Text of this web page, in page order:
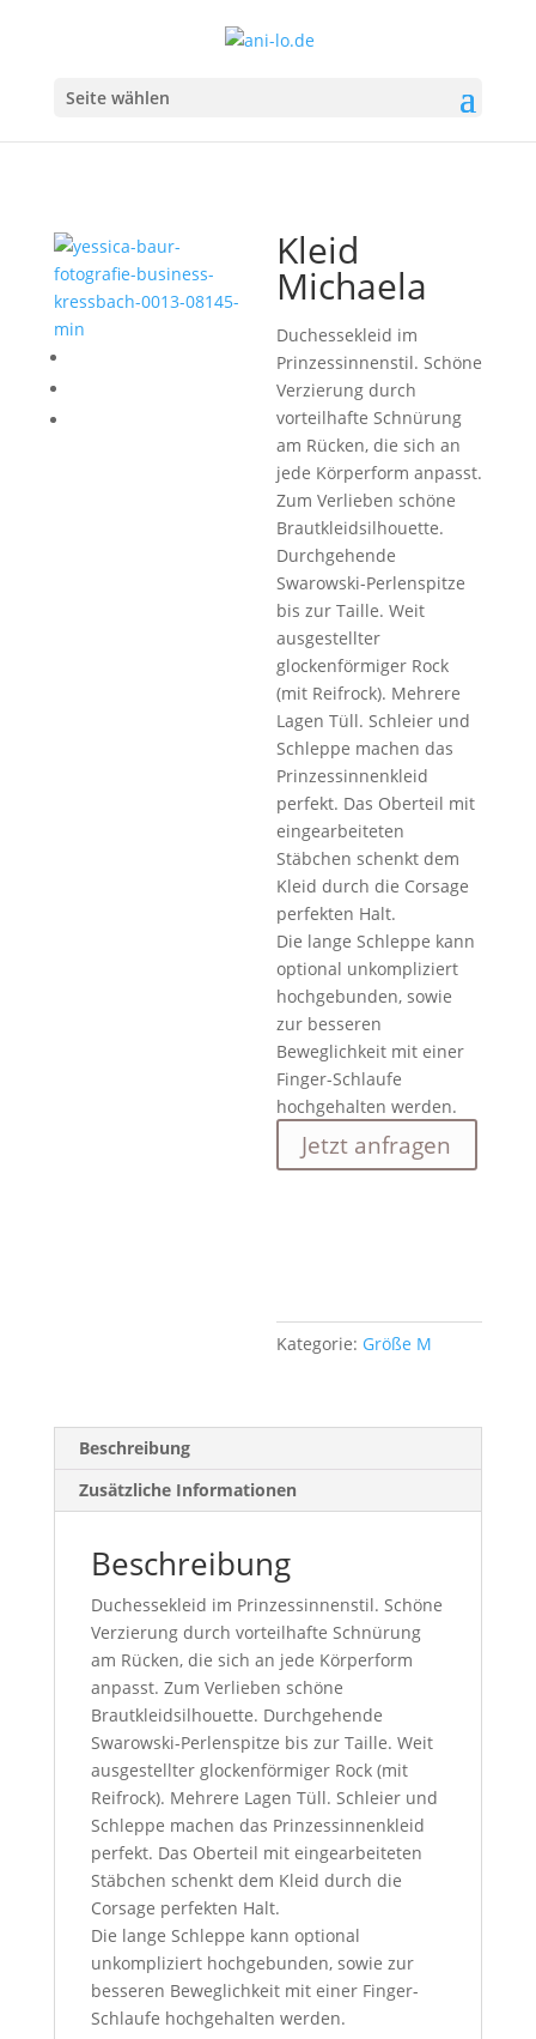
Seite wählen
Kleid
Michaela
Duchessekleid im
Prinzessinnenstil. Schöne
Verzierung durch
vorteilhafte Schnürung
am Rücken, die sich an
jede Körperform anpasst.
Zum Verlieben schöne
Brautkleidsilhouette.
Durchgehende
Swarowski-Perlenspitze
bis zur Taille. Weit
ausgestellter
glockenförmiger Rock
(mit Reifrock). Mehrere
Lagen Tüll. Schleier und
Schleppe machen das
Prinzessinnenkleid
perfekt. Das Oberteil mit
eingearbeiteten
Stäbchen schenkt dem
Kleid durch die Corsage
perfekten Halt.
Die lange Schleppe kann
optional unkompliziert
hochgebunden, sowie
zur besseren
Beweglichkeit mit einer
Finger-Schlaufe
hochgehalten werden.
Jetzt anfragen
Kategorie: Größe M
Beschreibung
Zusätzliche Informationen
Beschreibung
Duchessekleid im Prinzessinnenstil. Schöne
Verzierung durch vorteilhafte Schnürung
am Rücken, die sich an jede Körperform
anpasst. Zum Verlieben schöne
Brautkleidsilhouette. Durchgehende
Swarowski-Perlenspitze bis zur Taille. Weit
ausgestellter glockenförmiger Rock (mit
Reifrock). Mehrere Lagen Tüll. Schleier und
Schleppe machen das Prinzessinnenkleid
perfekt. Das Oberteil mit eingearbeiteten
Stäbchen schenkt dem Kleid durch die
Corsage perfekten Halt.
Die lange Schleppe kann optional
unkompliziert hochgebunden, sowie zur
besseren Beweglichkeit mit einer Finger-
Schlaufe hochgehalten werden.